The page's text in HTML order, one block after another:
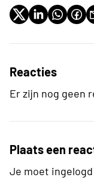
Reacties
Er zijn nog geen
Plaats een
Je moet